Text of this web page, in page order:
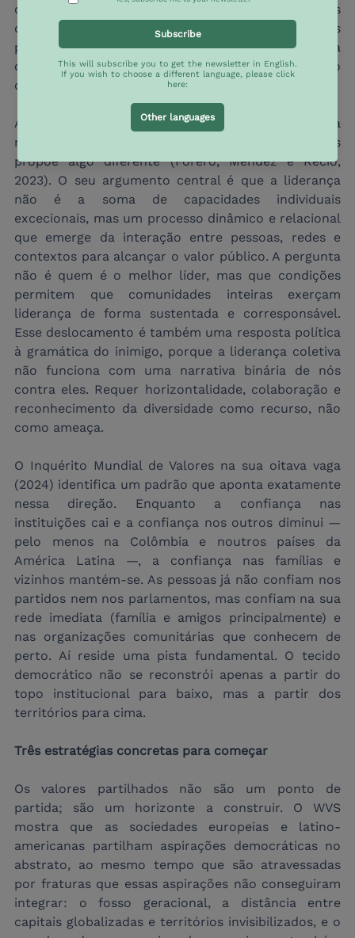
que seduz em períodos de frustração coletiva, mas
que quase invariavelmente acaba por aprofundar os
problemas que prometia resolver, porque concentra
o poder e converte a personalização em substituto
da deliberação democrática.
A investigação sobre liderança coletiva desenvolvida
na Escola de Governo da Universidade de los Andes
propõe algo diferente (Forero, Méndez e Recio,
2023). O seu argumento central é que a liderança
não é a soma de capacidades individuais
excecionais, mas um processo dinâmico e relacional
que emerge da interação entre pessoas, redes e
contextos para alcançar o valor público. A pergunta
não é quem é o melhor líder, mas que condições
permitem que comunidades inteiras exerçam
liderança de forma sustentada e corresponsável.
Esse deslocamento é também uma resposta política
à gramática do inimigo, porque a liderança coletiva
não funciona com uma narrativa binária de nós
contra eles. Requer horizontalidade, colaboração e
reconhecimento da diversidade como recurso, não
como ameaça.
O Inquérito Mundial de Valores na sua oitava vaga
(2024) identifica um padrão que aponta exatamente
nessa direção. Enquanto a confiança nas
instituições cai e a confiança nos outros diminui —
pelo menos na Colômbia e noutros países da
América Latina —, a confiança nas famílias e
vizinhos mantém-se. As pessoas já não confiam nos
partidos nem nos parlamentos, mas confiam na sua
rede imediata (família e amigos principalmente) e
nas organizações comunitárias que conhecem de
perto. Aí reside uma pista fundamental. O tecido
democrático não se reconstrói apenas a partir do
topo institucional para baixo, mas a partir dos
territórios para cima.
Três estratégias concretas para começar
Os valores partilhados não são um ponto de
partida; são um horizonte a construir. O WVS
mostra que as sociedades europeias e latino-
americanas partilham aspirações democráticas no
abstrato, ao mesmo tempo que são atravessadas
por fraturas que essas aspirações não conseguiram
integrar: o fosso geracional, a distância entre
capitais globalizadas e territórios invisibilizados, e o